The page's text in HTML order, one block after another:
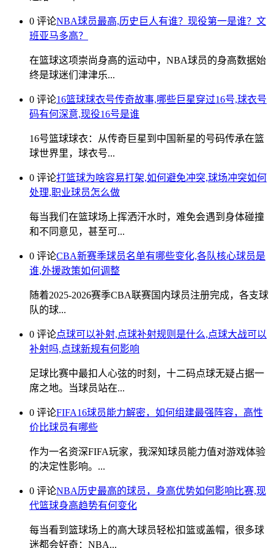
0 评论NBA球员最高,历史巨人有谁？现役第一是谁？文
班亚马多高？
在篮球这项崇尚身高的运动中，NBA球员的身高数据始
终是球迷们津津乐...
0 评论16篮球球衣号传奇故事,哪些巨星穿过16号,球衣号
码有何深意,现役16号是谁
16号篮球球衣：从传奇巨星到中国新星的号码传承在篮
球世界里，球衣号...
0 评论打篮球为啥容易打架,如何避免冲突,球场冲突如何
处理,职业球员怎么做
每当我们在篮球场上挥洒汗水时，难免会遇到身体碰撞
和不同意见，甚至可...
0 评论CBA新赛季球员名单有哪些变化,各队核心球员是
谁,外援政策如何调整
随着2025-2026赛季CBA联赛国内球员注册完成，各支球
队的球...
0 评论点球可以补射,点球补射规则是什么,点球大战可以
补射吗,点球新规有何影响
足球比赛中最扣人心弦的时刻，十二码点球无疑占据一
席之地。当球员站在...
0 评论FIFA16球员能力解密，如何组建最强阵容，高性
价比球员有哪些
作为一名资深FIFA玩家，我深知球员能力值对游戏体验
的决定性影响。...
0 评论NBA历史最高的球员，身高优势如何影响比赛,现
代篮球身高趋势有何变化
每当看到篮球场上的高大球员轻松扣篮或盖帽，很多球
迷都会好奇：NBA...